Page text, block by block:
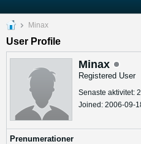
Minax
User Profile
Minax
Registered User
Senaste aktivitet:
Joined: 2006-09-
Prenumerationer